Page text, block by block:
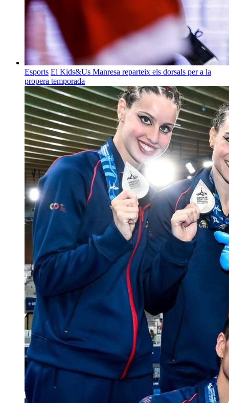
Esports El Kids&Us Manresa reparteix els dorsals per a la
propera temporada